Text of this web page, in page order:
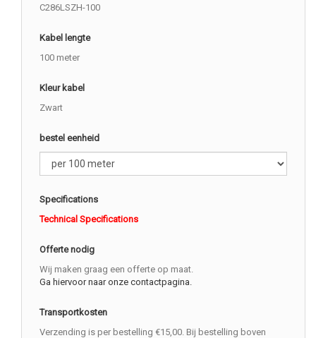
C286LSZH-100
Kabel lengte
100 meter
Kleur kabel
Zwart
bestel eenheid
Specifications
Technical Specifications
Offerte nodig
Wij maken graag een offerte op maat.
Ga hiervoor naar onze contactpagina.
Transportkosten
Verzending is per bestelling €15,00. Bij bestelling boven